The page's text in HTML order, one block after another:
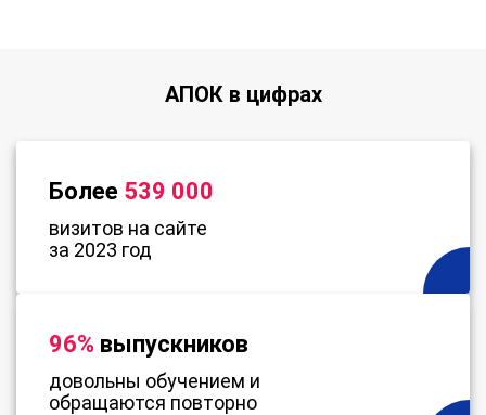
АПОК в цифрах
Более 539 000
визитов на сайте
за 2023 год
96% выпускников
довольны обучением и
обращаются повторно